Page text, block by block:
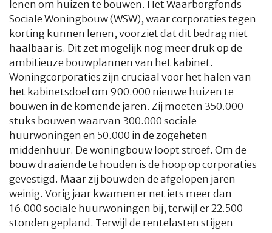
lenen om huizen te bouwen. Het Waarborgfonds
Sociale Woningbouw (WSW), waar corporaties tegen
korting kunnen lenen, voorziet dat dit bedrag niet
haalbaar is. Dit zet mogelijk nog meer druk op de
ambitieuze bouwplannen van het kabinet.
Woningcorporaties zijn cruciaal voor het halen van
het kabinetsdoel om 900.000 nieuwe huizen te
bouwen in de komende jaren. Zij moeten 350.000
stuks bouwen waarvan 300.000 sociale
huurwoningen en 50.000 in de zogeheten
middenhuur. De woningbouw loopt stroef. Om de
bouw draaiende te houden is de hoop op corporaties
gevestigd. Maar zij bouwden de afgelopen jaren
weinig. Vorig jaar kwamen er net iets meer dan
16.000 sociale huurwoningen bij, terwijl er 22.500
stonden gepland. Terwijl de rentelasten stijgen